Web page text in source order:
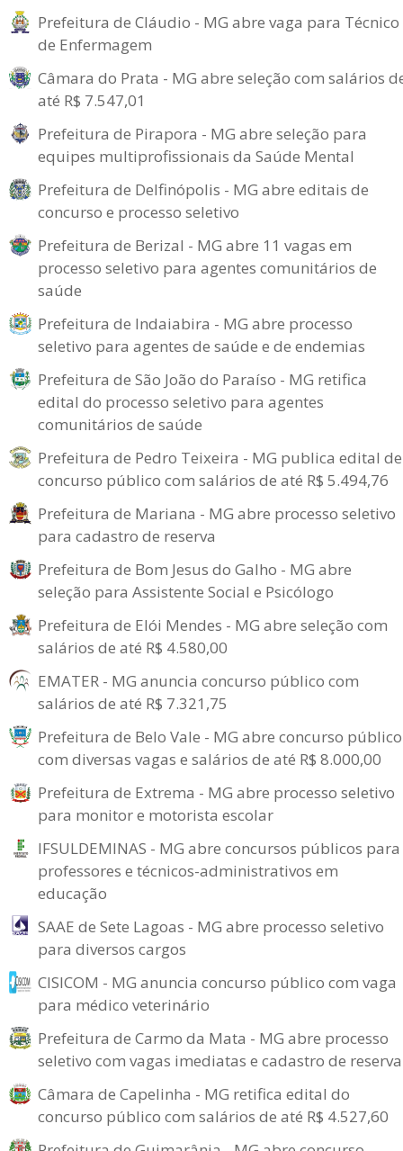
Prefeitura de Cláudio - MG abre vaga para Técnico
de Enfermagem
Câmara do Prata - MG abre seleção com salários
até R$ 7.547,01
Prefeitura de Pirapora - MG abre seleção para
equipes multiprofissionais da Saúde Mental
Prefeitura de Delfinópolis - MG abre editais de
concurso e processo seletivo
Prefeitura de Berizal - MG abre 11 vagas em
processo seletivo para agentes comunitários de
saúde
Prefeitura de Indaiabira - MG abre processo
seletivo para agentes de saúde e de endemias
Prefeitura de São João do Paraíso - MG retifica
edital do processo seletivo para agentes
comunitários de saúde
Prefeitura de Pedro Teixeira - MG publica edital de
concurso público com salários de até R$ 5.494,76
Prefeitura de Mariana - MG abre processo seletivo
para cadastro de reserva
Prefeitura de Bom Jesus do Galho - MG abre
seleção para Assistente Social e Psicólogo
Prefeitura de Elói Mendes - MG abre seleção com
salários de até R$ 4.580,00
EMATER - MG anuncia concurso público com
salários de até R$ 7.321,75
Prefeitura de Belo Vale - MG abre concurso público
com diversas vagas e salários de até R$ 8.000,00
Prefeitura de Extrema - MG abre processo seletivo
para monitor e motorista escolar
IFSULDEMINAS - MG abre concursos públicos para
professores e técnicos-administrativos em
educação
SAAE de Sete Lagoas - MG abre processo seletivo
para diversos cargos
CISICOM - MG anuncia concurso público com vaga
para médico veterinário
Prefeitura de Carmo da Mata - MG abre processo
seletivo com vagas imediatas e cadastro de reserva
Câmara de Capelinha - MG retifica edital do
concurso público com salários de até R$ 4.527,60